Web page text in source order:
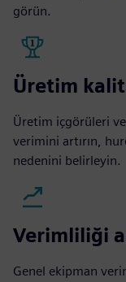
görün.
Üretim
Üretim içgörüleri
verimini artırın,
nedenini belirleyin.
Verimliliği
Genel ekipman